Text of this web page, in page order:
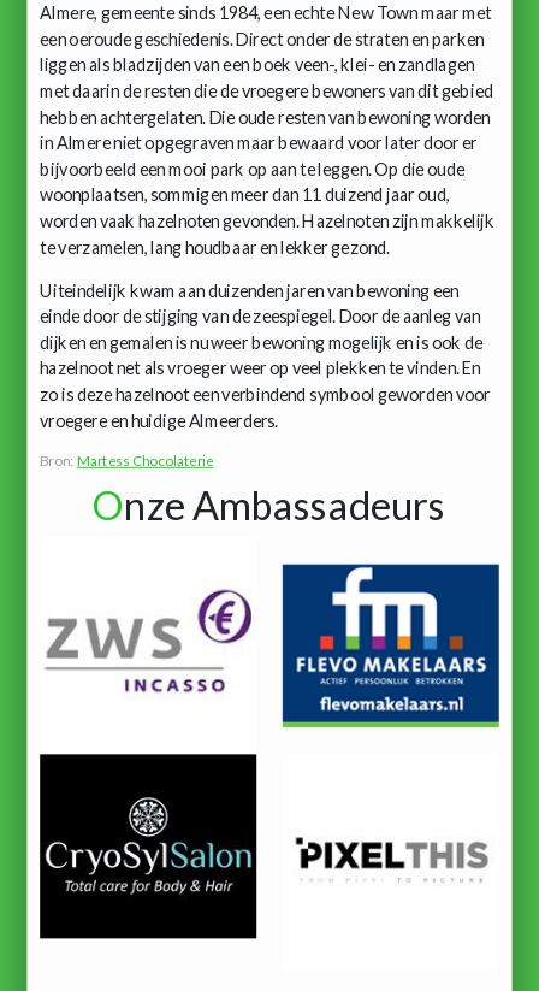
Almere, gemeente sinds 1984, een echte New Town maar met
een oeroude geschiedenis. Direct onder de straten en parken
liggen als bladzijden van een boek veen-, klei- en zandlagen
met daarin de resten die de vroegere bewoners van dit gebied
hebben achtergelaten. Die oude resten van bewoning worden
in Almere niet opgegraven maar bewaard voor later door er
bijvoorbeeld een mooi park op aan te leggen. Op die oude
woonplaatsen, sommigen meer dan 11 duizend jaar oud,
worden vaak hazelnoten gevonden. Hazelnoten zijn makkelijk
te verzamelen, lang houdbaar en lekker gezond.
Uiteindelijk kwam aan duizenden jaren van bewoning een
einde door de stijging van de zeespiegel. Door de aanleg van
dijken en gemalen is nu weer bewoning mogelijk en is ook de
hazelnoot net als vroeger weer op veel plekken te vinden. En
zo is deze hazelnoot een verbindend symbool geworden voor
vroegere en huidige Almeerders.
Bron: Martess Chocolaterie
Onze Ambassadeurs